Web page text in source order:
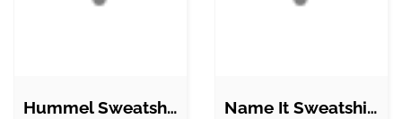
Hummel Sweatshirt - hmlErica - Rød Name It Sweatshirt - NmmFloyd -…